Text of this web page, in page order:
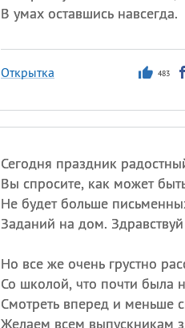
В умах оставшись навсегда.
Открытка 483
Сегодня праздник
Вы спросите, как может
Не будет больше
Заданий на дом.
Но все же очень грустно
Со школой, что почти была
Смотреть вперед и меньше
Желаем всем выпускникам